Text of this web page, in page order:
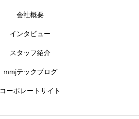
会社概要
インタビュー
スタッフ紹介
mmjテックブログ
コーポレートサイト